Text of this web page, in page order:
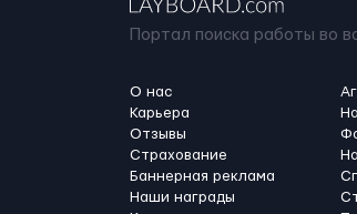
Портал поиска работы во
О нас
Карьера
Отзывы
Страхование
Баннерная реклама
Наши награды